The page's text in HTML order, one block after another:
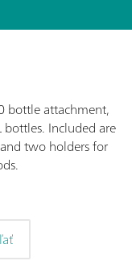
bottle attachment,
bottles. Included are
two holders for